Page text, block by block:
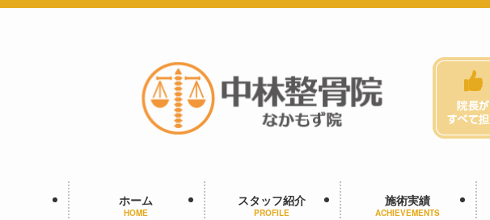
ホーム
HOME
スタッフ紹介
PROFILE
施術実績
ACHIEVEMENTS